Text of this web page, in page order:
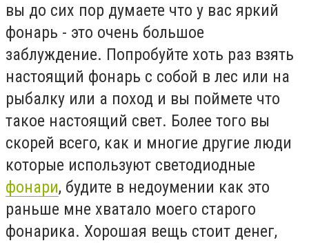
вы до сих пор думаете что у вас яркий
фонарь - это очень большое
заблуждение. Попробуйте хоть раз взять
настоящий фонарь с собой в лес или на
рыбалку или а поход и вы поймете что
такое настоящий свет. Более того вы
скорей всего, как и многие другие люди
которые используют светодиодные
фонари, будите в недоумении как это
раньше мне хватало моего старого
фонарика. Хорошая вещь стоит денег,